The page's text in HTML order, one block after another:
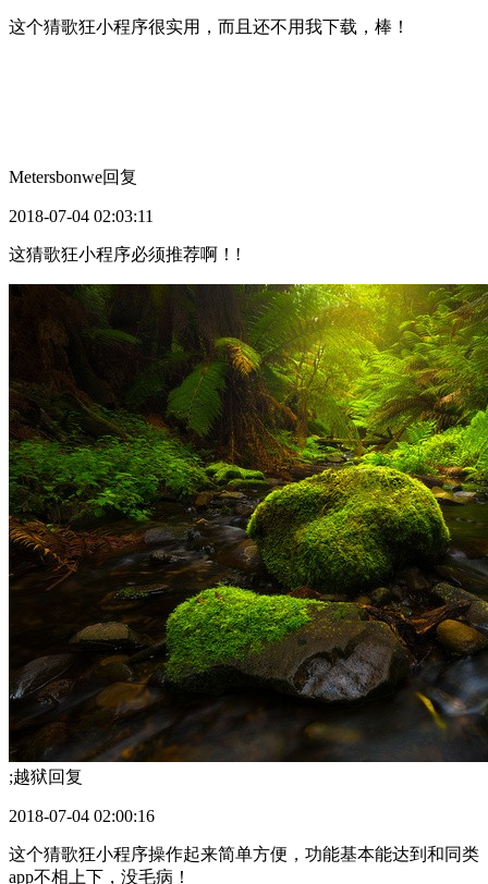
这个猜歌狂小程序很实用，而且还不用我下载，棒！
Metersbonwe回复
2018-07-04 02:03:11
这猜歌狂小程序必须推荐啊！!
;越狱回复
2018-07-04 02:00:16
这个猜歌狂小程序操作起来简单方便，功能基本能达到和同类
app不相上下，没毛病！